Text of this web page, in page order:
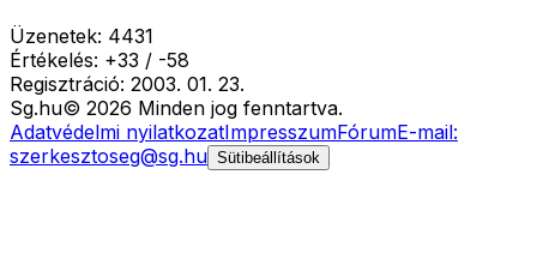
Üzenetek: 4431
Értékelés: +33 / -58
Regisztráció: 2003. 01. 23.
Sg.hu© 2026 Minden jog fenntartva.
Adatvédelmi nyilatkozatImpresszumFórumE-mail:
szerkesztoseg@sg.hu Sütibeállítások